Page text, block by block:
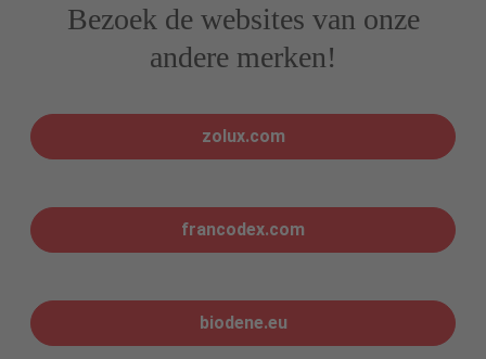
Bezoek de websites van onze
andere merken!
zolux.com
francodex.com
biodene.eu